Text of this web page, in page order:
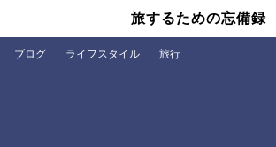
旅するための忘備録
ブログ ライフスタイル 旅行